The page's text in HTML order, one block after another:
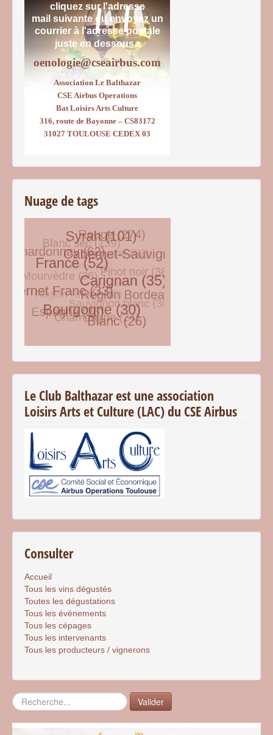
cliquez sur l'adresse
mail suivante ou envoyez un
courrierà l'adresse postale
juste en dessous :
oenologie@cseairbus.com
Association Le Balthazar
CSE Airbus Operations
Bat Loisirs Arts Culture
316, route de Bayonne – CS83172
31027 TOULOUSE CEDEX 03
Nuage de tags
Le Club Balthazar est une association
Loisirs Arts et Culture (LAC) du CSE Airbus
Consulter
Accueil
Tous les vins dégustés
Toutes les dégustations
Tous les événements
Tous les cépages
Tous les intervenants
Tous les producteurs / vignerons
Rechercher Valider